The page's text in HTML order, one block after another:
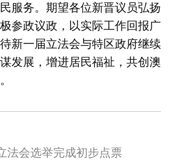
服务。期望各位新晋议员弘扬
参政议政，以实际工作回报广
新一届立法会与特区政府继续
发展，增进居民福祉，共创澳
法会选举完成初步点票